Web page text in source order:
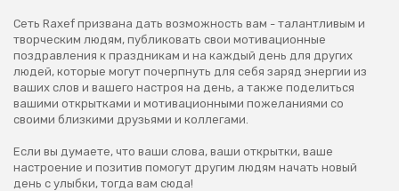
Сеть Raxef призвана дать возможность вам - талантливым и
творческим людям, публиковать свои мотивационные
поздравления к праздникам и на каждый день для других
людей, которые могут почерпнуть для себя заряд энергии из
ваших слов и вашего настроя на день, а также поделиться
вашими открытками и мотивационными пожеланиями со
своими близкими друзьями и коллегами.
Если вы думаете, что ваши слова, ваши открытки, ваше
настроение и позитив помогут другим людям начать новый
день с улыбки, тогда вам сюда!